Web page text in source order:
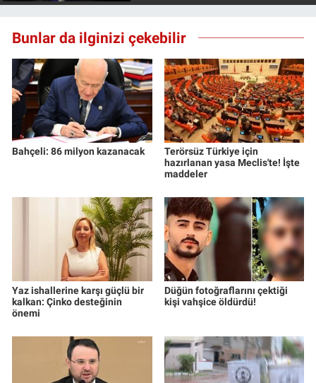
Bunlar da ilginizi çekebilir
Bahçeli: 86 milyon kazanacak
Terörsüz Türkiye için
hazırlanan yasa Meclis'te! İşte
maddeler
Yaz ishallerine karşı güçlü bir
kalkan: Çinko desteğinin
önemi
Düğün fotoğraflarını çektiği
kişi vahşice öldürdü!